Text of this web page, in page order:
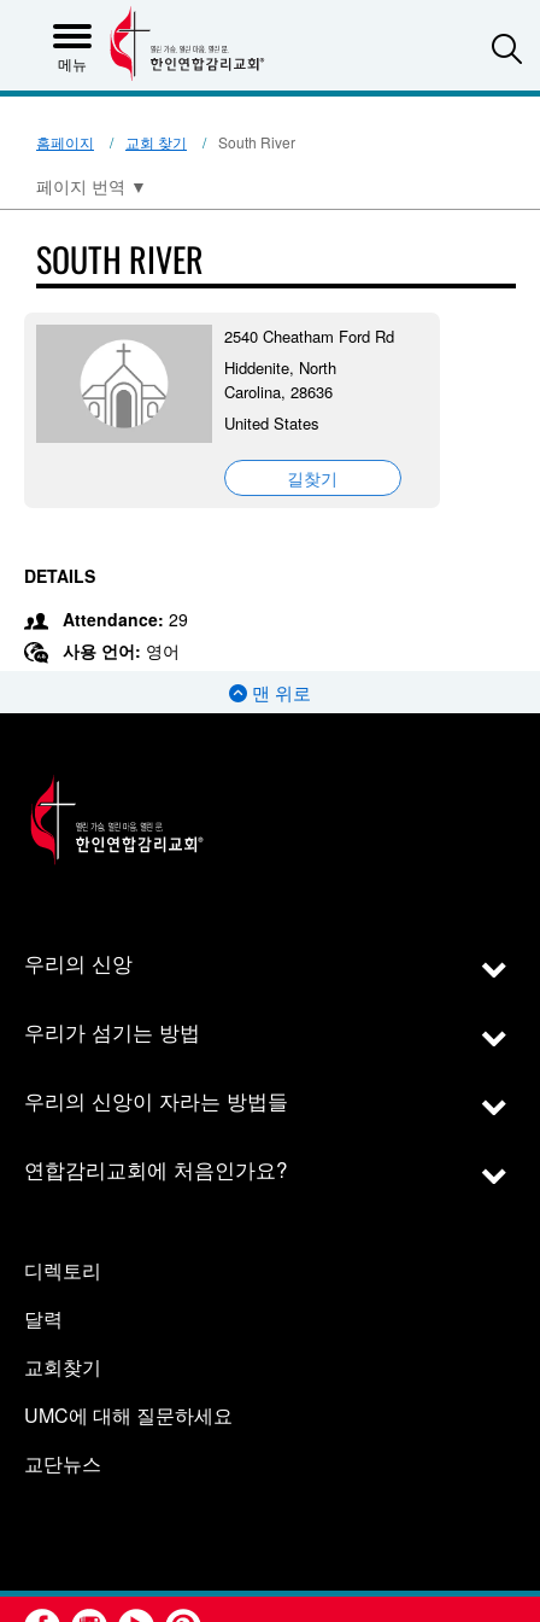
메뉴
홈페이지 교회 찾기 South River
페이지 번역 ▼
SOUTH RIVER
2540 Cheatham Ford Rd
Hiddenite, North
Carolina, 28636
United States
길찾기
DETAILS
Attendance: 29
사용 언어: 영어
맨 위로
우리의 신앙
우리가 섬기는 방법
우리의 신앙이 자라는 방법들
연합감리교회에 처음인가요?
디렉토리
달력
교회찾기
UMC에 대해 질문하세요
교단뉴스